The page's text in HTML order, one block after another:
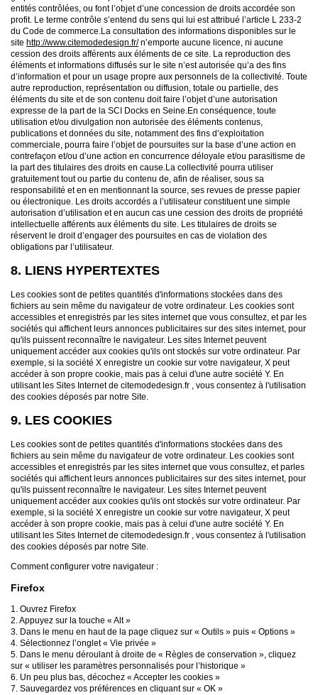
entités contrôlées, ou font l’objet d’une concession de droits accordée son
profit. Le terme contrôle s’entend du sens qui lui est attribué l’article L 233-2
du Code de commerce.La consultation des informations disponibles sur le
site http://www.citemodedesign.fr/n’emporte aucune licence, ni aucune
cession des droits afférents aux éléments de ce site. La reproduction des
éléments et informations diffusés sur le site n’est autorisée qu’a des fins
d’information et pour un usage propre aux personnels de la collectivité. Toute
autre reproduction, représentation ou diffusion, totale ou partielle, des
éléments du site et de son contenu doit faire l’objet d’une autorisation
expresse de la part de la SCI Docks en Seine.En conséquence, toute
utilisation et/ou divulgation non autorisée des éléments contenus,
publications et données du site, notamment des fins d’exploitation
commerciale, pourra faire l’objet de poursuites sur la base d’une action en
contrefaçon et/ou d’une action en concurrence déloyale et/ou parasitisme de
la part des titulaires des droits en cause.La collectivité pourra utiliser
gratuitement tout ou partie du contenu de, afin de réaliser, sous sa
responsabilité et en en mentionnant la source, ses revues de presse papier
ou électronique. Les droits accordés a l’utilisateur constituent une simple
autorisation d’utilisation et en aucun cas une cession des droits de propriété
intellectuelle afférents aux éléments du site. Les titulaires de droits se
réservent le droit d’engager des poursuites en cas de violation des
obligations par l’utilisateur.
8. LIENS HYPERTEXTES
Les cookies sont de petites quantités d'informations stockées dans des
fichiers au sein même du navigateur de votre ordinateur. Les cookies sont
accessibles et enregistrés par les sites internet que vous consultez, et par les
sociétés qui affichent leurs annonces publicitaires sur des sites internet, pour
qu'ils puissent reconnaître le navigateur. Les sites Internet peuvent
uniquement accéder aux cookies qu'ils ont stockés sur votre ordinateur. Par
exemple, si la société X enregistre un cookie sur votre navigateur, X peut
accéder à son propre cookie, mais pas à celui d'une autre société Y. En
utilisant les Sites Internet de citemodedesign.fr , vous consentez à l'utilisation
des cookies déposés par notre Site.
9. LES COOKIES
Les cookies sont de petites quantités d'informations stockées dans des
fichiers au sein même du navigateur de votre ordinateur. Les cookies sont
accessibles et enregistrés par les sites internet que vous consultez, et parles
sociétés qui affichent leurs annonces publicitaires sur des sites internet, pour
qu'ils puissent reconnaître le navigateur. Les sites Internet peuvent
uniquement accéder aux cookies qu'ils ont stockés sur votre ordinateur. Par
exemple, si la société X enregistre un cookie sur votre navigateur, X peut
accéder à son propre cookie, mais pas à celui d'une autre société Y. En
utilisant les Sites Internet de citemodedesign.fr , vous consentez à l'utilisation
des cookies déposés par notre Site.
Comment configurer votre navigateur :
Firefox
1. Ouvrez Firefox
2. Appuyez sur la touche « Alt »
3. Dans le menu en haut de la page cliquez sur « Outils » puis « Options »
4. Sélectionnez l’onglet « Vie privée »
5. Dans le menu déroulant à droite de « Règles de conservation », cliquez
sur « utiliser les paramètres personnalisés pour l’historique »
6. Un peu plus bas, décochez « Accepter les cookies »
7. Sauvegardez vos préférences en cliquant sur « OK »